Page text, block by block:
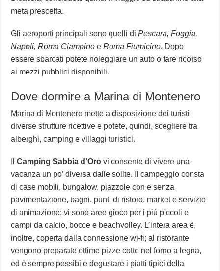
meta prescelta.
Gli aeroporti principali sono quelli diPescara, Foggia,
Napoli, Roma Ciampino eRoma Fiumicino. Dopo
essere sbarcati potete noleggiare un auto o fare ricorso
ai mezzi pubblici disponibili.
Dove dormire a Marina di Montenero
Marina di Montenero mette a disposizione dei turisti
diverse strutture ricettive e potete, quindi, scegliere tra
alberghi, camping e villaggi turistici.
IlCamping Sabbia d’Oro vi consente di vivere una
vacanza un po’ diversa dalle solite. Il campeggio consta
di case mobili, bungalow, piazzole con e senza
pavimentazione, bagni, punti di ristoro, market e servizio
di animazione; vi sono aree gioco per i più piccoli e
campi da calcio, bocce e beachvolley. L’intera area è,
inoltre, coperta dalla connessione wi-fi; al ristorante
vengono preparate ottime pizze cotte nel forno a legna,
ed è sempre possibile degustare i piatti tipici della